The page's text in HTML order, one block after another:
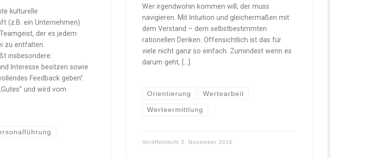
kulturelle
(z.B. ein Unternehmen)
der es jedem
zu entfalten.
insbesondere:
Interesse besitzen sowie
Feedback geben“.
und wird vom
Wer irgendwohin kommen will, der muss
navigieren. Mit Intuition und gleichermaßen mit
dem Verstand – dem selbstbestimmten
rationellen Denken. Offensichtlich ist das für
viele nicht ganz so einfach. Zumindest wenn es
darum geht, […]
Orientierung Wertearbeit
Werteermittlung
Veröffentlicht3. November 2016